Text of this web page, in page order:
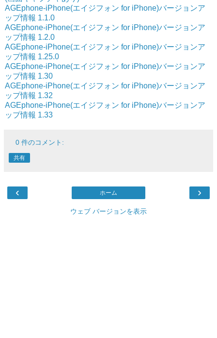
AGEphone-iPhone(エイジフォン for iPhone)バージョンア
ップ情報 1.1.0
AGEphone-iPhone(エイジフォン for iPhone)バージョンア
ップ情報 1.2.0
AGEphone-iPhone(エイジフォン for iPhone)バージョンア
ップ情報 1.25.0
AGEphone-iPhone(エイジフォン for iPhone)バージョンア
ップ情報 1.30
AGEphone-iPhone(エイジフォン for iPhone)バージョンア
ップ情報 1.32
AGEphone-iPhone(エイジフォン for iPhone)バージョンア
ップ情報 1.33
0 件のコメント:
共有
‹ ›
ホーム
ウェブ バージョンを表示